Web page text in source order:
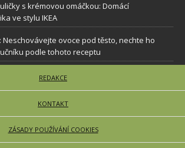
s krémovou omáčkou: Domácí
ve stylu IKEA
ovoce pod těsto, nechte ho
podle tohoto receptu
REDAKCE
KONTAKT
ZÁSADY POUŽÍVÁNÍ COOKIES